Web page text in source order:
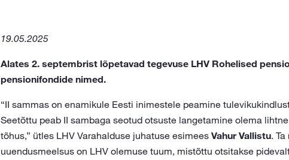
19.05.2025
Alates 2. septembrist lõpetavad tegevuse LHV Rohelised
pensionifondide nimed.
“II sammas on enamikule Eesti inimestele peamine
Seetõttu peab II sambaga seotud otsuste langetamine olema
tõhus,” ütles LHV Varahalduse juhatuse esimees Vahur Vallistu.
uuendusmeelsus on LHV olemuse tuum, mistõttu otsitakse